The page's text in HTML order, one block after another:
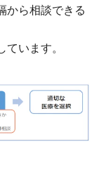
から相談できる
ています。